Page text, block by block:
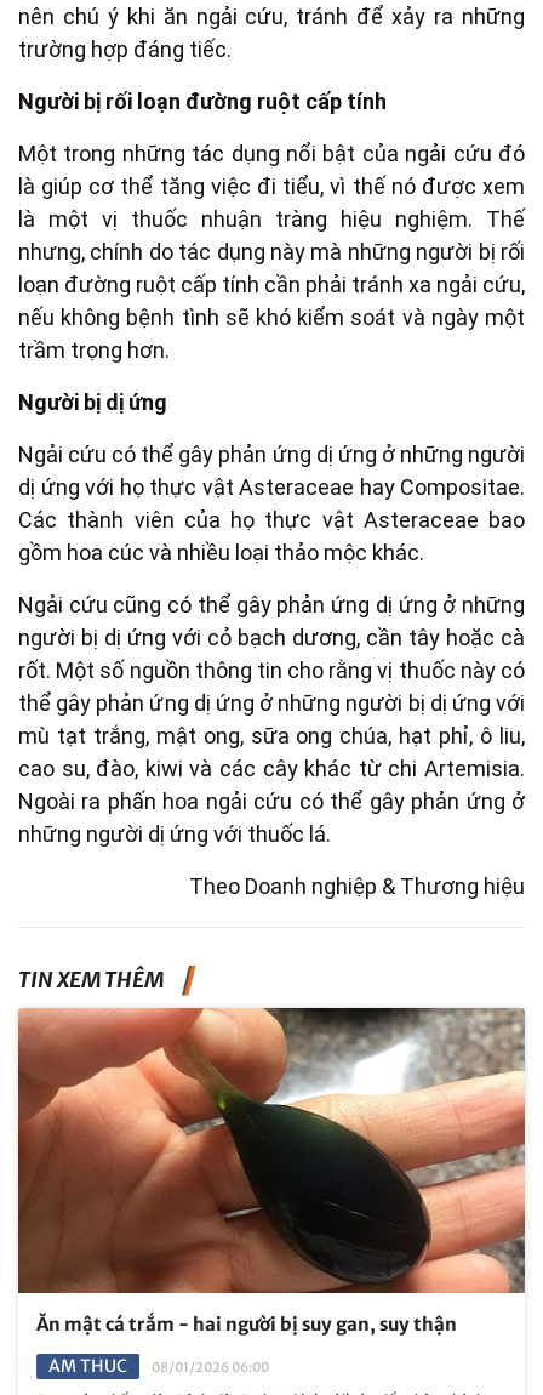
nên chú ý khi ăn ngải cứu, tránh để xảy ra những
trường hợp đáng tiếc.
Người bị rối loạn đường ruột cấp tính
Một trong những tác dụng nổi bật của ngải cứu đó
là giúp cơ thể tăng việc đi tiểu, vì thế nó được xem
là một vị thuốc nhuận tràng hiệu nghiệm. Thế
nhưng, chính do tác dụng này mà những người bị rối
loạn đường ruột cấp tính cần phải tránh xa ngải cứu,
nếu không bệnh tình sẽ khó kiểm soát và ngày một
trầm trọng hơn.
Người bị dị ứng
Ngải cứu có thể gây phản ứng dị ứng ở những người
dị ứng với họ thực vật Asteraceae hay Compositae.
Các thành viên của họ thực vật Asteraceae bao
gồm hoa cúc và nhiều loại thảo mộc khác.
Ngải cứu cũng có thể gây phản ứng dị ứng ở những
người bị dị ứng với cỏ bạch dương, cần tây hoặc cà
rốt. Một số nguồn thông tin cho rằng vị thuốc này có
thể gây phản ứng dị ứng ở những người bị dị ứng với
mù tạt trắng, mật ong, sữa ong chúa, hạt phỉ, ô liu,
cao su, đào, kiwi và các cây khác từ chi Artemisia.
Ngoài ra phấn hoa ngải cứu có thể gây phản ứng ở
những người dị ứng với thuốc lá.
Theo Doanh nghiệp & Thương hiệu
TIN XEM THÊM
Ăn mật cá trắm - hai người bị suy gan, suy thận
AM THUC
08/01/2026 06:00